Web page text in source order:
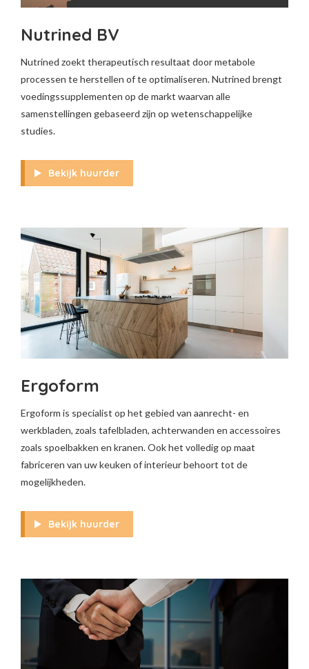
Nutrined BV
Nutrined zoekt therapeutisch resultaat door metabole
processen te herstellen of te optimaliseren. Nutrined brengt
voedingssupplementen op de markt waarvan alle
samenstellingen gebaseerd zijn op wetenschappelijke
studies.
Bekijk huurder
Ergoform
Ergoform is specialist op het gebied van aanrecht- en
werkbladen, zoals tafelbladen, achterwanden en accessoires
zoals spoelbakken en kranen. Ook het volledig op maat
fabriceren van uw keuken of interieur behoort tot de
mogelijkheden.
Bekijk huurder